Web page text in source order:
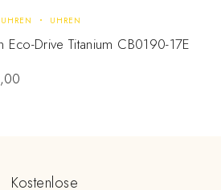
UHREN
Eco-Drive Titanium CB0190-17E
Kostenlose